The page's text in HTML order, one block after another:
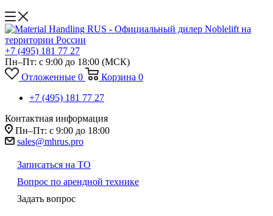
+7 (495) 181 77 27
Пн–Пт: с 9:00 до 18:00 (МСК)
Отложенные 0 Корзина 0
+7 (495) 181 77 27
Контактная информация
Пн–Пт: с 9:00 до 18:00
sales@mhrus.pro
Записаться на ТО
Вопрос по арендной технике
Задать вопрос